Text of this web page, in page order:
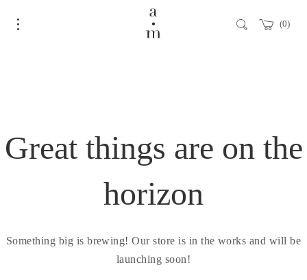
0
Great things are on the
horizon
Something big is brewing! Our store is in the works and will be
launching soon!